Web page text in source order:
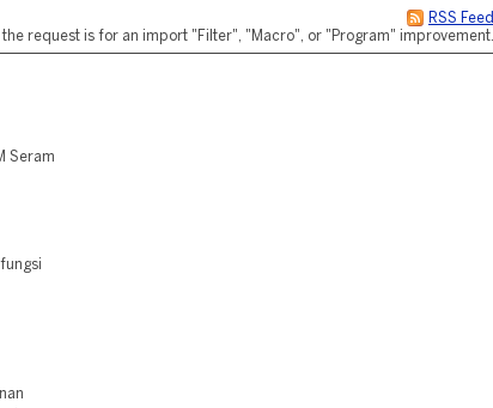
RSS Feed
request is for an import "Filter", "Macro", or "Program" improvement.
Seram